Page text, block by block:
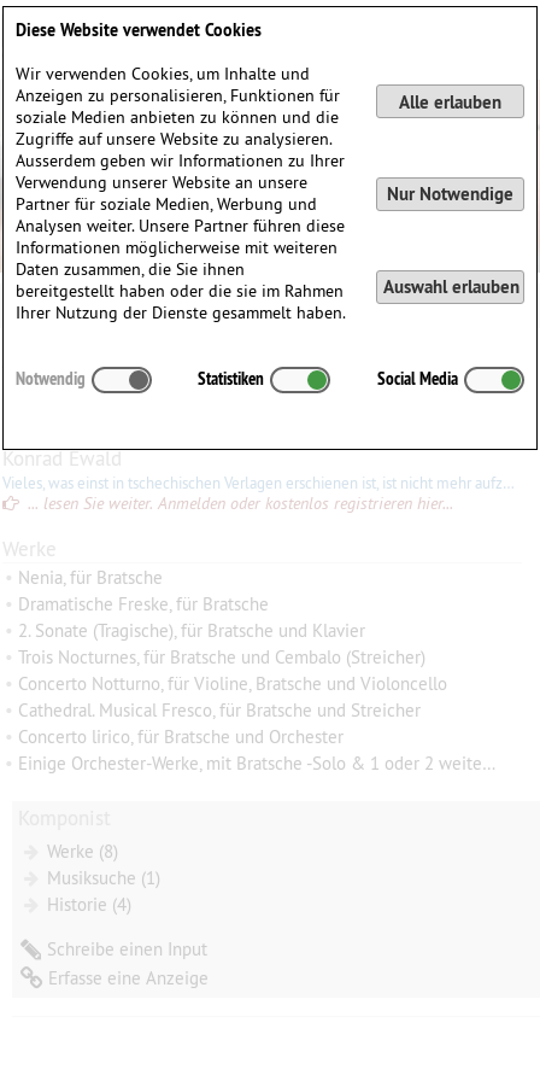
Jiří Válek
∗ 28.05.1923 inPrag, Tschechien
Konrad Ewald
Vieles, was einst in tschechischen Verlagen erschienen ist, ist nicht mehr aufzutreiben. Einiges (von Supraphon etwa) wird von Bärenreiter weiter gepflegt, aber dies beschränkt sich auf bekannte
... lesen Sie weiter. Anmelden oder kostenlos registrieren hier...
Werke
• Nenia, für Bratsche
• Dramatische Freske, für Bratsche
• 2. Sonate (Tragische), für Bratsche und Klavier
• Trois Nocturnes, für Bratsche und Cembalo (Streicher)
• Concerto Notturno, für Violine, Bratsche und Violoncello
• Cathedral. Musical Fresco, für Bratsche und Streicher
• Concerto lirico, für Bratsche und Orchester
• Einige Orchester-Werke, mit Bratsche -Solo & 1 oder 2 weitere Solo-Instrumenten
Werke (8)
Musiksuche (1)
Historie (4)
Schreibe einen Input
Erfasse eine Anzeige
Diese Website verwendet Cookies
Wir verwenden Cookies, um Inhalte und
Anzeigen zu personalisieren, Funktionen für
soziale Medien anbieten zu können und die
Zugriffe auf unsere Website zu analysieren.
Ausserdem geben wir Informationen zu Ihrer
Verwendung unserer Website an unsere
Partner für soziale Medien, Werbung und
Analysen weiter. Unsere Partner führen diese
Informationen möglicherweise mit weiteren
Daten zusammen, die Sie ihnen
bereitgestellt haben oder die sie im Rahmen
Ihrer Nutzung der Dienste gesammelt haben.
Alle erlauben
Nur Notwendige
Auswahl erlauben
Notwendig Statistiken Social Media